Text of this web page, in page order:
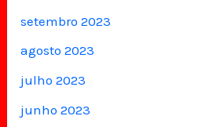
setembro 2023
agosto 2023
julho 2023
junho 2023